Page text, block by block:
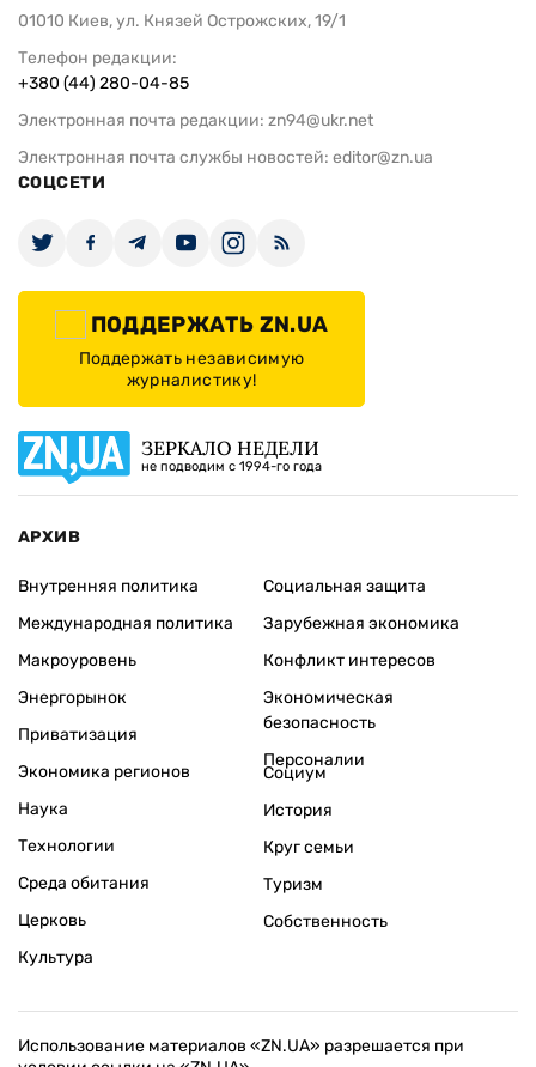
01010 Киев, ул. Князей Острожских, 19/1
Телефон редакции:
+380 (44) 280-04-85
Электронная почта редакции: zn94@ukr.net
Электронная почта службы новостей: editor@zn.ua
СОЦСЕТИ
ПОДДЕРЖАТЬ ZN.UA
Поддержать независимую
журналистику!
ЗЕРКАЛО НЕДЕЛИ
не подводим с 1994-го года
АРХИВ
Внутренняя политика
Международная политика
Макроуровень
Энергорынок
Приватизация
Экономика регионов
Социальная защита
Зарубежная экономика
Конфликт интересов
Экономическая
безопасность
Персоналии
Наука
Технологии
Среда обитания
Церковь
Культура
Социум
История
Круг семьи
Туризм
Собственность
Использование материалов «ZN.UA» разрешается при